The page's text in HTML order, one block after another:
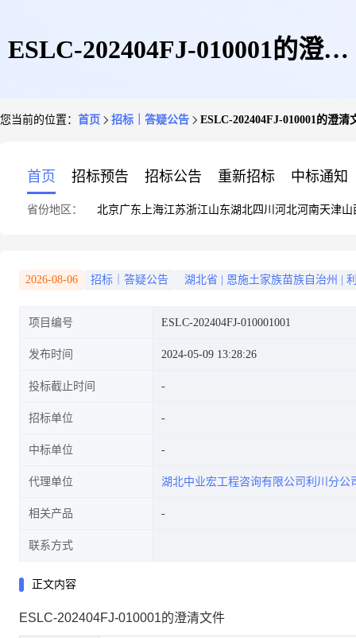
ESLC-202404FJ-010001的澄清
您当前的位置： 首页 招标｜答疑公告 ESLC-202404FJ-010001的澄清
首页 招标预告 招标公告 重新招标 中标通知
省份地区： 北京广东 上海江苏浙江山东湖北四川 河北河南天津山
2026-08-06 招标｜答疑公告 湖北省 恩施土家族苗族自治州
项目编号 ESLC-202404FJ-010001001
发布时间 2024-05-09 13:28:26
投标截止时间
招标单位
中标单位
代理单位 湖北中业宏工程咨询有限公司利川分公
相关产品
联系方式
正文内容
ESLC-202404FJ-010001的澄清文件